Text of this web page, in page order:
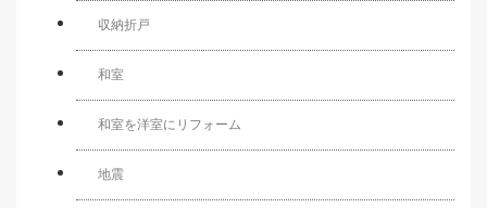
収納折戸
和室
和室を洋室にリフォーム
地震